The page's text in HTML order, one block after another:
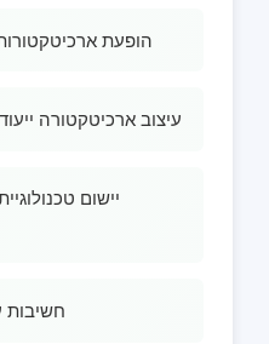
הופעת
עיצוב ארכיטקטורה
יישום
חשיבות